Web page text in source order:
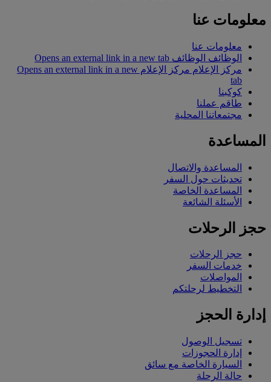
معلومات عنا
معلومات عنا
الوظائف الوظائف Opens an external link in a new tab
مركز الإعلام
مركز الإعلام Opens an external link in a new
tab
كوكبنا
طاقم عملنا
مجتمعاتنا المحلية
المساعدة
المساعدة والاتصال
تحديثات حول السفر
المساعدة الخاصة
الأسئلة الشائعة
حجز الرحلات
حجز الرحلات
خدمات السفر
المواصلات
التخطيط لرحلتكم
إدارة الحجز
تسجيل الوصول
إدارة الحجوزات
السيارة الخاصة مع سائق
حالة الرحلة